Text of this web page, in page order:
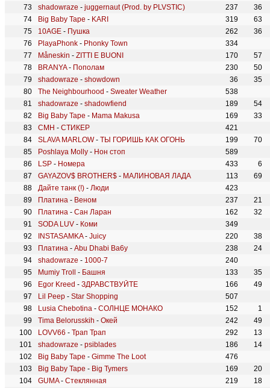
shadowraze - juggernaut (Prod. by PLVSTIC) 237
36
Big Baby Tape - KARI 319
63
10AGE - Пушка 262
36
PlayaPhonk - Phonky Town
334
Måneskin - ZITTI E BUONI 170
57
BRANYA- Пополам 230
50
shadowraze - showdown 36
35
The Neighbourhood - Sweater Weather
538
shadowraze - shadowfiend 189
54
Big Baby Tape - Mama Makusa 169
33
CMH - СТИКЕР
421
SLAVA MARLOW- ТЫ ГОРИШЬ КАК ОГОНЬ 199
70
Poshlaya Molly - Нон стоп
589
LSP - Номера 433
6
GAYAZOV$ BROTHER$ - МАЛИНОВАЯ ЛАДА 113
69
Дайте танк (!) - Люди
423
Платина - Веном 237
21
Платина - Сан Ларан 162
32
SODA LUV - Коми
349
INSTASAMKA- Juicy 220
38
Платина - Abu Dhabi Ba6y 238
24
shadowraze - 1000-7
240
Mumiy Troll
- Башня 133
35
Egor Kreed - ЗДРАВСТВУЙТЕ 166
49
Lil Peep - Star Shopping
507
Lusia Chebotina - СОЛНЦЕ МОНАКО 152
1
Tima Belorusskih - Окей 242
49
LOVV66 - Трап Трап 292
13
shadowraze - psiblades 186
14
Big Baby Tape - Gimme The Loot
476
Big Baby Tape - Big Tymers 169
20
GUMA- Стеклянная 219
18